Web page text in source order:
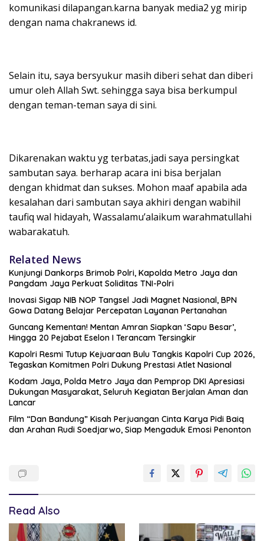
komunikasi dilapangan.karna banyak media2 yg mirip
dengan nama chakranews id.
Selain itu, saya bersyukur masih diberi sehat dan diberi
umur oleh Allah Swt. sehingga saya bisa berkumpul
dengan teman-teman saya di sini.
Dikarenakan waktu yg terbatas,jadi saya persingkat
sambutan saya. berharap acara ini bisa berjalan
dengan khidmat dan sukses. Mohon maaf apabila ada
kesalahan dari sambutan saya akhiri dengan wabihil
taufiq wal hidayah, Wassalamu’alaikum warahmatullahi
wabarakatuh.
Related News
Kunjungi Dankorps Brimob Polri, Kapolda Metro Jaya dan
Pangdam Jaya Perkuat Soliditas TNI-Polri
Inovasi Sigap NIB NOP Tangsel Jadi Magnet Nasional, BPN
Gowa Datang Belajar Percepatan Layanan Pertanahan
Guncang Kementan! Mentan Amran Siapkan ‘Sapu Besar’,
Hingga 20 Pejabat Eselon I Terancam Tersingkir
Kapolri Resmi Tutup Kejuaraan Bulu Tangkis Kapolri Cup 2026,
Tegaskan Komitmen Polri Dukung Prestasi Atlet Nasional
Kodam Jaya, Polda Metro Jaya dan Pemprop DKI Apresiasi
Dukungan Masyarakat, Seluruh Kegiatan Berjalan Aman dan
Lancar
Film “Dan Bandung” Kisah Perjuangan Cinta Karya Pidi Baiq
dan Arahan Rudi Soedjarwo, Siap Mengaduk Emosi Penonton
Read Also